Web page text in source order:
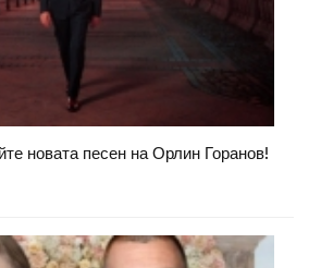
новата песен на Орлин Горанов!